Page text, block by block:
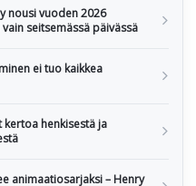
nousi vuoden 2026
seitsemässä päivässä
ei tuo kaikkea
henkisestä ja
animaatiosarjaksi – Henry